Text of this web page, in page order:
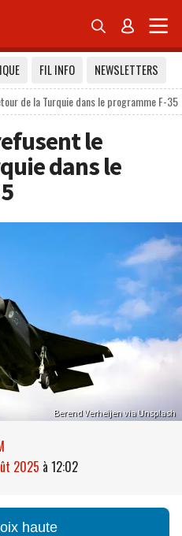
 
FIL INFO
NEWSLETTERS
de la Turquie dans le programme F-35
le
dans le
Berend Verheijen via Unsplash
2025 à 12:02
haute